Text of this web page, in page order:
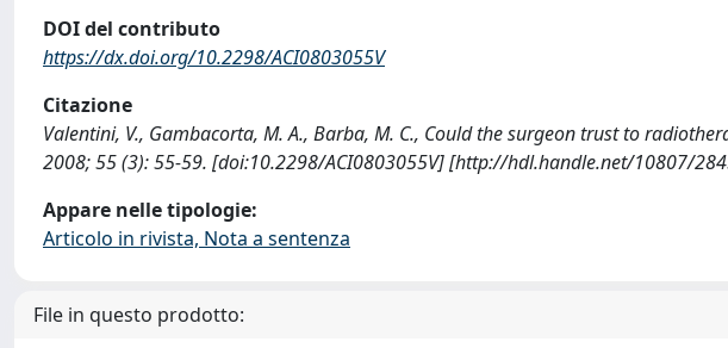
DOI del contributo
https://dx.doi.org/10.2298/ACI0803055V
Citazione
Valentini, V., Gambacorta, M. A., Barba, M. C., Could the surgeon trust to
2008; 55 (3): 55-59. [doi:10.2298/ACI0803055V] [http://hdl.handle.net/10807/
Appare nelle tipologie:
Articolo in rivista, Nota a sentenza
File in questo prodotto: